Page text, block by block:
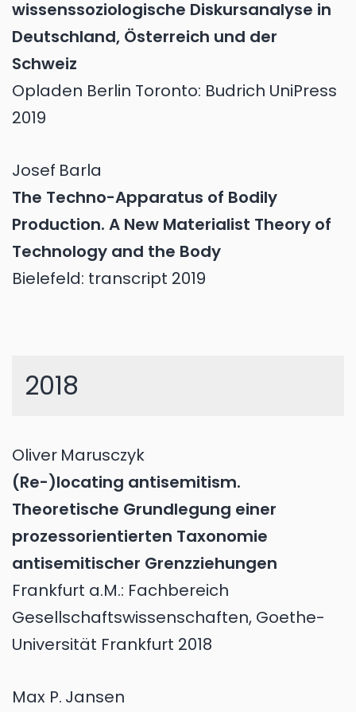
wissenssoziologische Diskursanalyse in
Deutschland, Österreich und der
Schweiz
Opladen Berlin Toronto: Budrich UniPress
2019
Josef Barla
The Techno-Apparatus of Bodily
Production. A New Materialist Theory of
Technology and the Body
Bielefeld: transcript 2019
2018
Oliver Marusczyk
(Re-)locating antisemitism.
Theoretische Grundlegung einer
prozessorientierten Taxonomie
antisemitischer Grenzziehungen
Frankfurt a.M.: Fachbereich
Gesellschaftswissenschaften, Goethe-
Universität Frankfurt 2018
Max P. Jansen